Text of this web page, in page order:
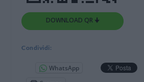
DOWNLOAD QR 🠋
Condividi:
WhatsApp